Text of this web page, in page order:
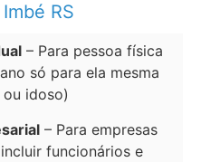
RS
– Para pessoa física
só para ela mesma
idoso)
– Para empresas
funcionários e